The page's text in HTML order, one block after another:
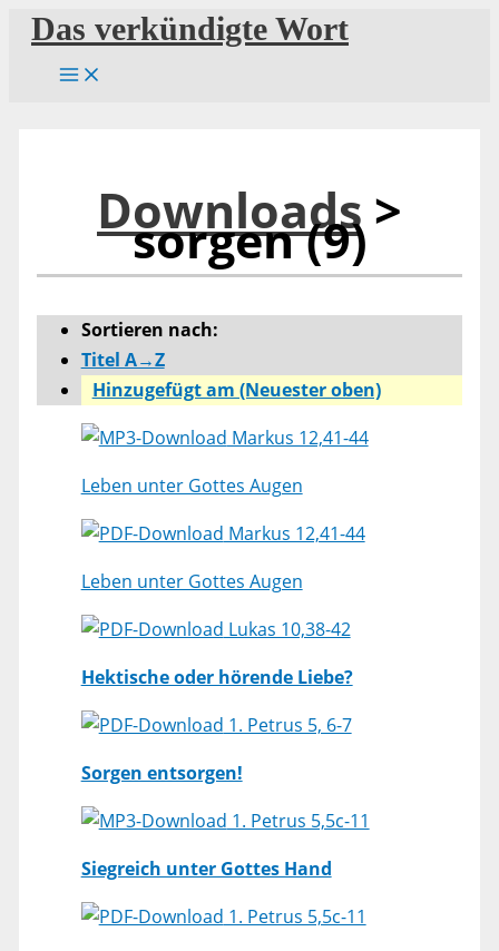
Zum
Inhalt
springen
Das verkündigte Wort
Downloads >
sorgen (9)
Sortieren nach:
Titel A→Z
Hinzugefügt am (Neuester oben)
Markus 12,41-44
Leben unter Gottes Augen
Markus 12,41-44
Leben unter Gottes Augen
Lukas 10,38-42
Hektische oder hörende Liebe?
1. Petrus 5, 6-7
Sorgen entsorgen!
1. Petrus 5,5c-11
Siegreich unter Gottes Hand
1. Petrus 5,5c-11